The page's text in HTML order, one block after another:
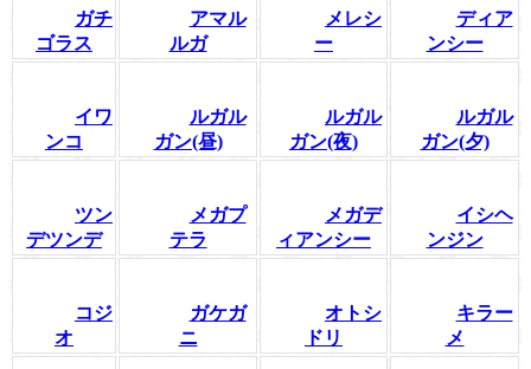
ガチ
ゴラス
アマル
ルガ
メレシ
ー
ディア
ンシー
イワ
ンコ
ルガル
ガン(昼)
ルガル
ガン(夜)
ルガル
ガン(夕)
ツン
デツンデ
メガプ
テラ
メガデ
ィアンシー
イシヘ
ンジン
コジ
オ
ガケガ
ニ
オトシ
ドリ
キラー
メ